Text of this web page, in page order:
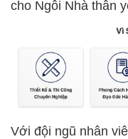
cho Ngôi Nhà thân
Với đội ngũ nhân